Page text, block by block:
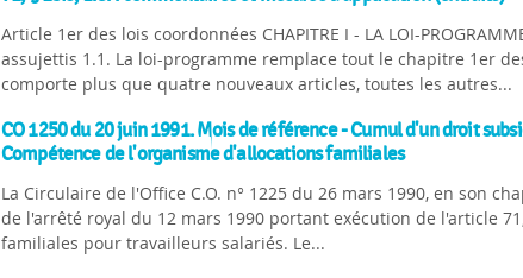
Article 1er des lois coordonnées CHAPITRE I - LA LOI-
assujettis 1.1. La loi-programme remplace tout le chapitre 1er
comporte plus que quatre nouveaux articles, toutes les autres...
CO 1250 du 20 juin 1991. Mois de référence - Cumul d'un droit
Compétence de l'organisme d'allocations familiales
La Circulaire de l'Office C.O. n° 1225 du 26 mars 1990, en son
de l'arrêté royal du 12 mars 1990 portant exécution de l'article
familiales pour travailleurs salariés. Le...